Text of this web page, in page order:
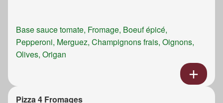
Base sauce tomate, Fromage, Boeuf épicé,
Pepperoni, Merguez, Champignons frais, Oignons,
Olives, Origan
Pizza 4 Fromages